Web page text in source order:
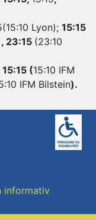
Lyon); 15:15
, 23:15 (23:10
15:15 (15:10 IFM
IFM Bilstein).
informativ